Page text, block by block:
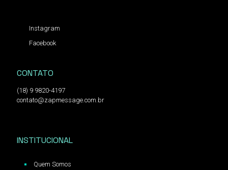
Instagram
Facebook
CONTATO
(18) 9 9820-4197
contato@zapmessage.com.br
INSTITUCIONAL
Quem Somos